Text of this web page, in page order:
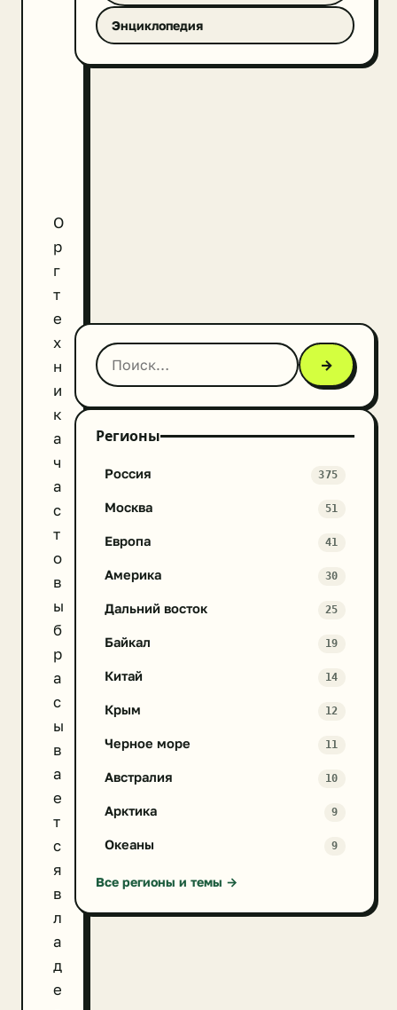
О
р
г
т
е
х
н
и
к
а
ч
а
с
т
о
в
ы
б
р
а
с
ы
в
а
е
т
с
я
в
л
а
д
е
Энциклопедия
→
Регионы
Россия 375
Москва 51
Европа 41
Америка 30
Дальний восток 25
Байкал 19
Китай 14
Крым 12
Черное море 11
Австралия 10
Арктика 9
Океаны 9
Все регионы и темы →